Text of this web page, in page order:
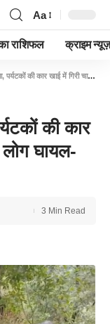
Aa
राशिफल क्राइम न्यूज़
में गिरी चालक सहित तीन लोग घायल-Newsnetra
की कार
घायल-
3 Min Read